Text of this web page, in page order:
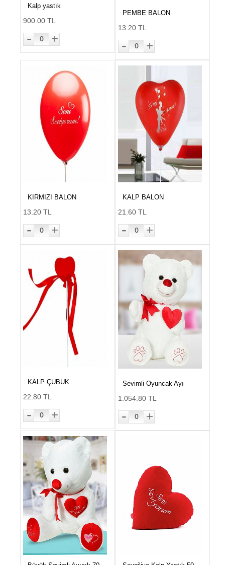
Kalp yastık
900.00 TL
- 0 +
PEMBE BALON
13.20 TL
- 0 +
KIRMIZI BALON
13.20 TL
- 0 +
KALP BALON
21.60 TL
- 0 +
KALP ÇUBUK
22.80 TL
- 0 +
Sevimli Oyuncak Ayı
1.054.80 TL
- 0 +